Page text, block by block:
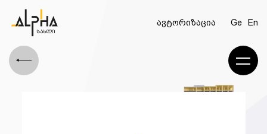
ავტორიზაცია Ge En